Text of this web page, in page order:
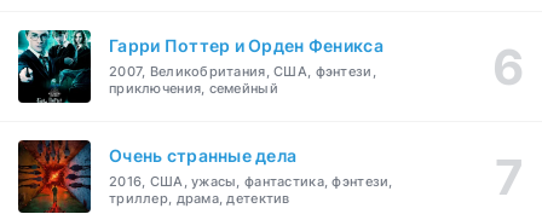
Гарри Поттер и Орден Феникса
2007, Великобритания, США, фэнтези,
приключения, семейный
Очень странные дела
2016, США, ужасы, фантастика, фэнтези,
триллер, драма, детектив